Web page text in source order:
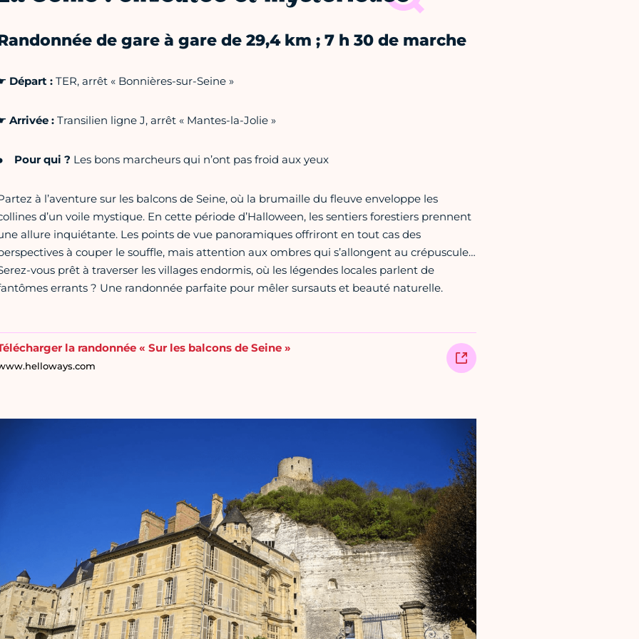
de gare à gare de 29,4 km ; 7 h 30 de marche
Départ :TER, arrêt « Bonnières-sur-Seine »
Arrivée :Transilien ligne J, arrêt « Mantes-la-Jolie »
Pour qui ? Les bons marcheurs qui n’ont pas froid aux yeux
à l’aventure sur les balcons de Seine, où la brumaille du fleuve enveloppe les
d’un voile mystique. En cette période d’Halloween, les sentiers forestiers prennent
allure inquiétante. Les points de vue panoramiques offriront en tout cas des
à couper le souffle, mais attention aux ombres qui s’allongent au crépuscule…
vous prêt à traverser les villages endormis, où les légendes locales parlent de
errants ? Une randonnée parfaite pour mêler sursauts et beauté naturelle.
la randonnée « Sur les balcons de Seine »